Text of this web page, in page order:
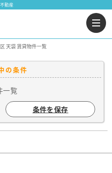
動産
天袋 賃貸物件一覧
の条件
一覧
条件を保存